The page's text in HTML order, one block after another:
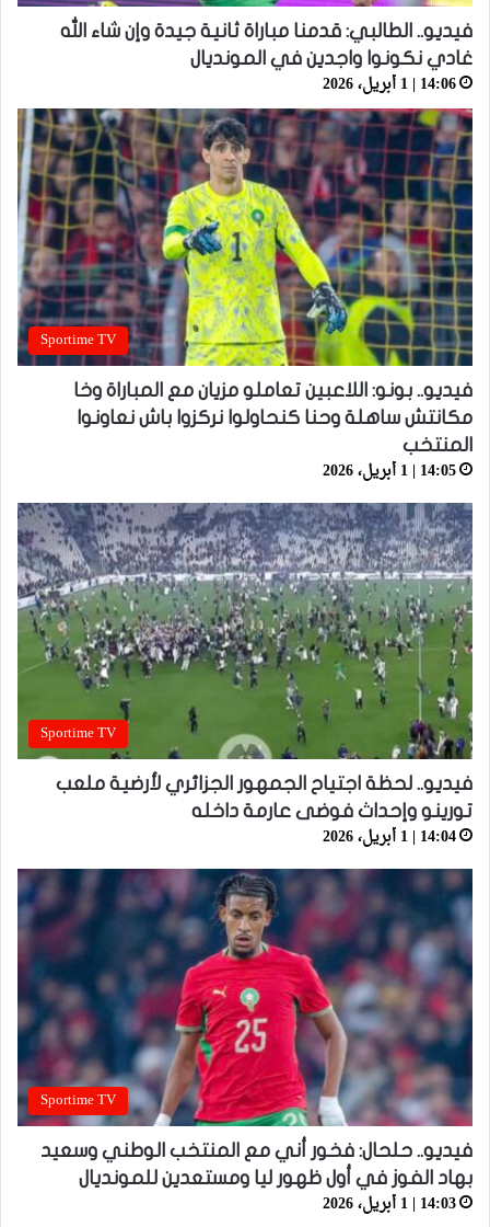
فيديو.. الطالبي: قدمنا مباراة ثانية جيدة وإن شاء الله
غادي نكونوا واجدين في المونديال
14:06 | 1 أبريل، 2026
Sportime TV
فيديو.. بونو: اللاعبين تعاملو مزيان مع المباراة وخا
مكانتش ساهلة وحنا كنحاولوا نركزوا باش نعاونوا
المنتخب
14:05 | 1 أبريل، 2026
Sportime TV
فيديو.. لحظة اجتياح الجمهور الجزائري لأرضية ملعب
تورينو وإحداث فوضى عارمة داخله
14:04 | 1 أبريل، 2026
Sportime TV
فيديو.. حلحال: فخور أني مع المنتخب الوطني وسعيد
بهاد الفوز في أول ظهور ليا ومستعدين للمونديال
14:03 | 1 أبريل، 2026